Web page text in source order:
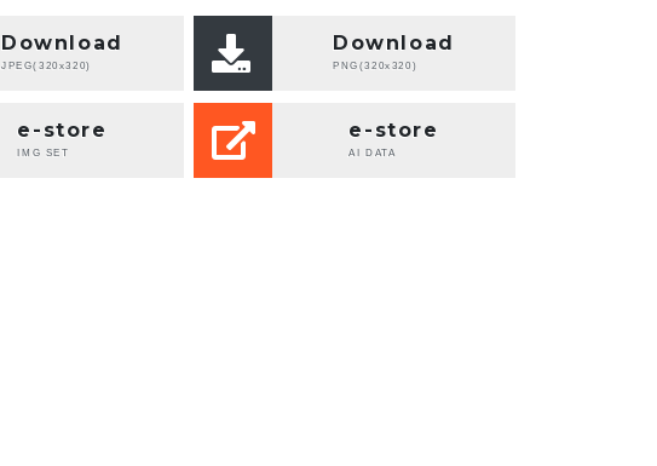
Download
JPEG(320x320)
Download
PNG(320x320)
e-store
IMG SET
e-store
AI DATA